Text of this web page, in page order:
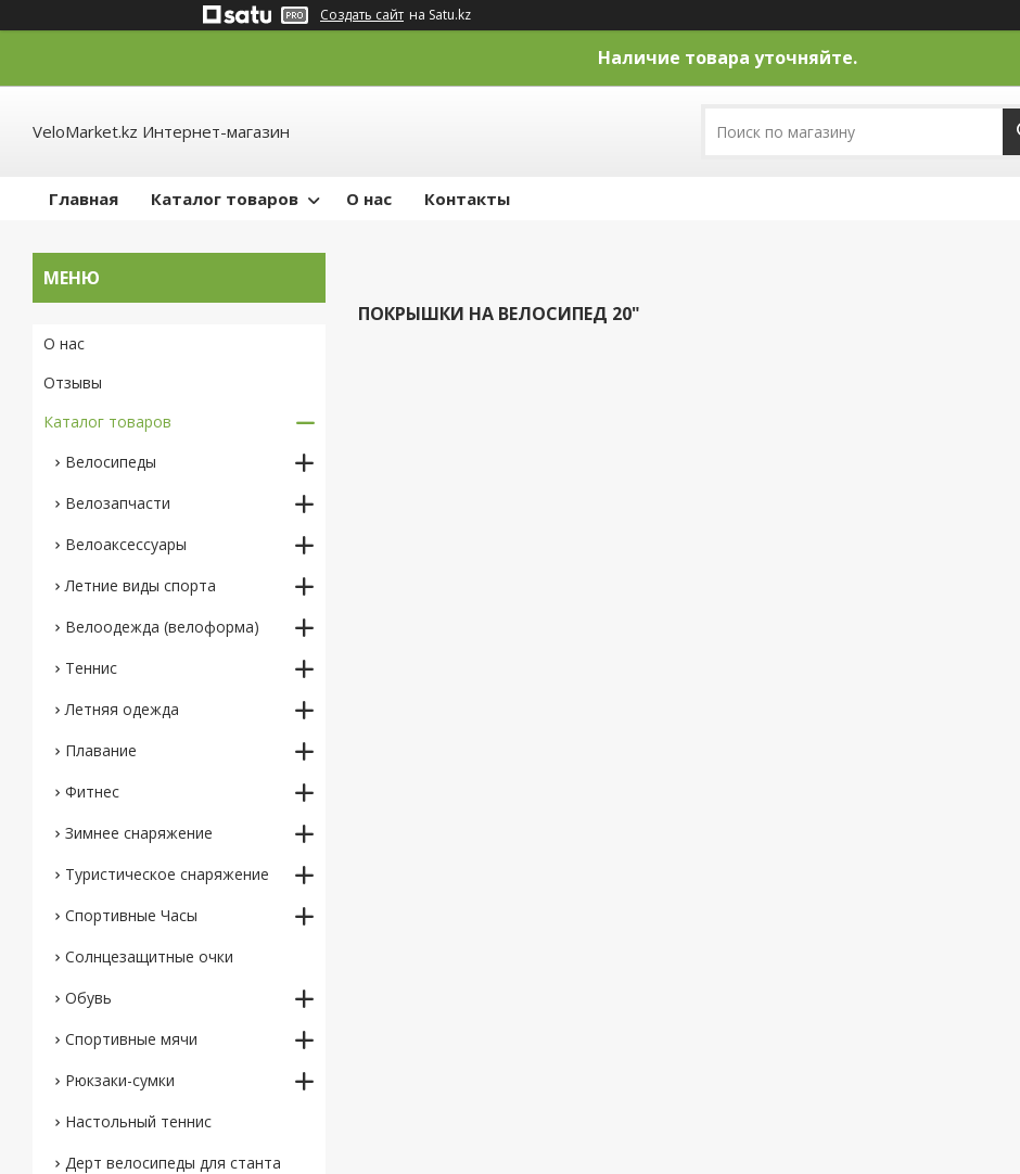
Создать сайт на Satu.kz
Наличие товара уточняйте.
VeloMarket.kz Интернет-магазин
Главная Каталог товаров О нас Контакты
ПОКРЫШКИ НА ВЕЛОСИПЕД 20"
О нас
Отзывы
Каталог товаров
Велосипеды
Велозапчасти
Велоаксессуары
Летние виды спорта
Велоодежда (велоформа)
Теннис
Летняя одежда
Плавание
Фитнес
Зимнее снаряжение
Туристическое снаряжение
Спортивные Часы
Солнцезащитные очки
Обувь
Спортивные мячи
Рюкзаки-сумки
Настольный теннис
Дерт велосипеды для станта